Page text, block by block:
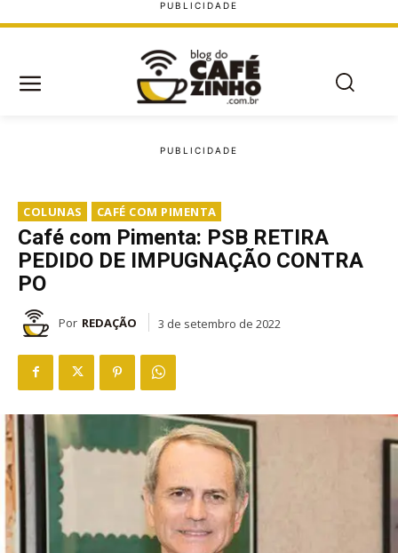
COLUNAS CAFÉ COM PIMENTA
Café com Pimenta: PSB RETIRA
PEDIDO DE IMPUGNAÇÃO CONTRA
PO
Por REDAÇÃO 3 de setembro de 2022